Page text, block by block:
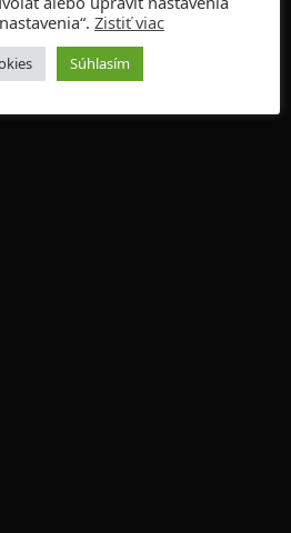
Zistiť viac
Súhlasím